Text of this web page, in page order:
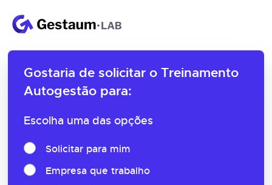
Gostaria de solicitar o Treinamento
Autogestão para:
Escolha uma das opções
Solicitar para mim
Empresa que trabalho